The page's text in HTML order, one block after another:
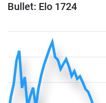
Bullet: Elo 1724